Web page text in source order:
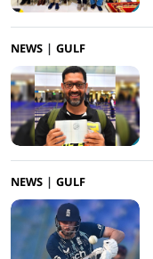
NEWS GULF
NEWS GULF